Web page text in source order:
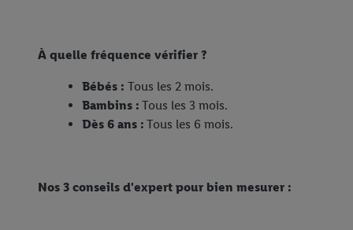
À quelle fréquence vérifier ?
Bébés : Tous les 2 mois.
Bambins : Tous les 3 mois.
Dès 6 ans : Tous les 6 mois.
Nos 3 conseils d'expert pour bien mesurer :